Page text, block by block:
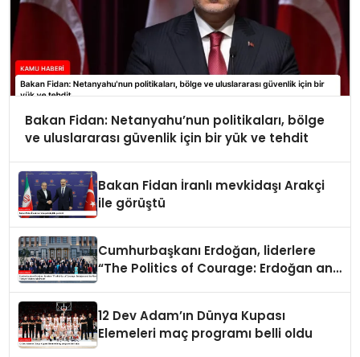
Bakan Fidan: Netanyahu’nun politikaları, bölge
ve uluslararası güvenlik için bir yük ve tehdit
Bakan Fidan İranlı mevkidaşı Arakçi
ile görüştü
Cumhurbaşkanı Erdoğan, liderlere
“The Politics of Courage: Erdoğan and
12 Dev Adam’ın Dünya Kupası
Elemeleri maç programı belli oldu